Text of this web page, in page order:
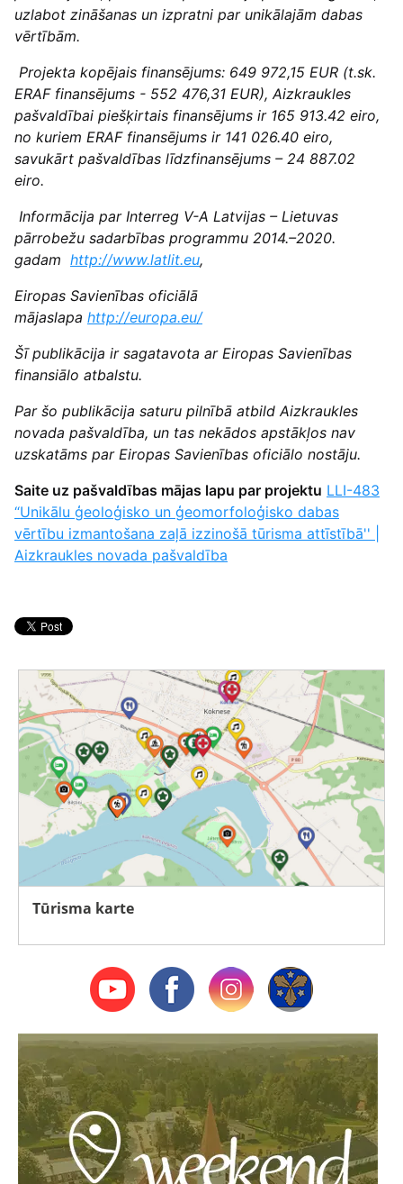
uzlabot zināšanas un izpratni par unikālajām dabas
vērtībām.
Projekta kopējais finansējums: 649 972,15 EUR (t.sk.
ERAF finansējums - 552 476,31 EUR), Aizkraukles
pašvaldībai piešķirtais finansējums ir 165 913.42 eiro,
no kuriem ERAF finansējums ir 141 026.40 eiro,
savukārt pašvaldības līdzfinansējums – 24 887.02
eiro.
Informācija par Interreg V-A Latvijas – Lietuvas
pārrobežu sadarbības programmu 2014.–2020.
gadam http://www.latlit.eu,
Eiropas Savienības oficiālā
mājaslapa http://europa.eu/
Šī publikācija ir sagatavota ar Eiropas Savienības
finansiālo atbalstu.
Par šo publikācija saturu pilnībā atbild Aizkraukles
novada pašvaldība, un tas nekādos apstākļos nav
uzskatāms par Eiropas Savienības oficiālo nostāju.
Saite uz pašvaldības mājas lapu par projektu LLI-483
“Unikālu ģeoloģisko un ģeomorfoloģisko dabas
vērtību izmantošana zaļā izzinošā tūrisma attīstībā'' |
Aizkraukles novada pašvaldība
Tūrisma karte